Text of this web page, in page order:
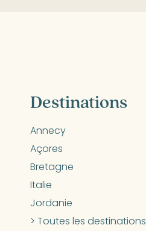
Destinations
Annecy
Açores
Bretagne
Italie
Jordanie
> Toutes les destinations